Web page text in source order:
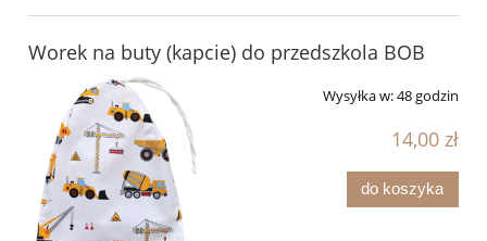
Worek na buty (kapcie) do przedszkola BOB
Wysyłka w:48 godzin
14,00 zł
do koszyka